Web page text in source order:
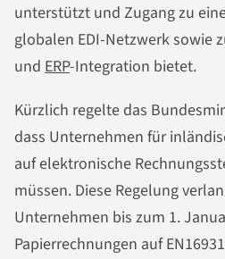
unterstützt und Zugang zu
globalen EDI-Netzwerk sowie
und ERP-Integration bietet.
Kürzlich regelte das
dass Unternehmen für
auf elektronische
müssen. Diese Regelung
Unternehmen bis zum 1.
Papierrechnungen auf